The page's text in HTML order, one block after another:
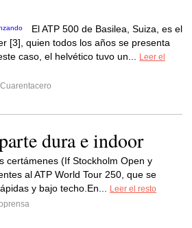
El ATP 500 de Basilea, Suiza, es el
[3], quien todos los años se presenta
caso, el helvético tuvo un...
Leer el
Cuarentacero
dura e indoor
certámenes (If Stockholm Open y
al ATP World Tour 250, que se
y bajo techo.En...
Leer el resto